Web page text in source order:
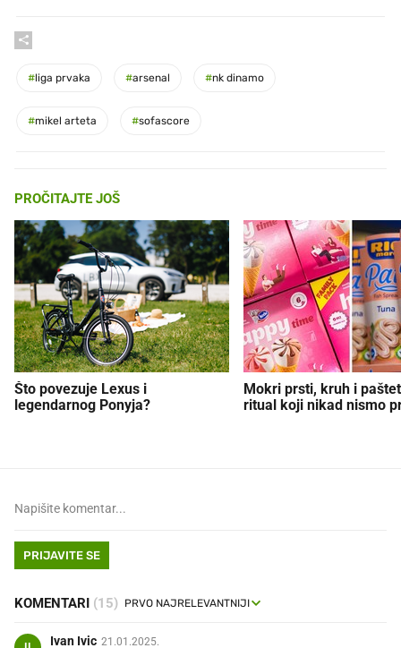
#liga prvaka #arsenal #nk dinamo
#mikel arteta #sofascore
PROČITAJTE JOŠ
Što povezuje Lexus i
legendarnog Ponyja?
Mokri prsti, kruh i
ritual koji nikad nismo
PRIJAVITE SE
KOMENTARI (15)
Ivan Ivic 21.01.2025.